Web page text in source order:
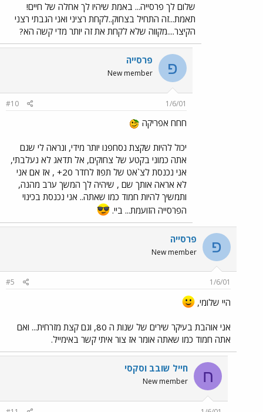
שלום לך פרסייה... באמת שיהיו לך אחלה של חיים!
תאמת...זה התחיל בצחוק..לקחת רציני ואני הגבתי רצני
הקיצר....מקווה שלא לקחת את זה יותר מדי קשה הא?
פ פרסייה
New member
1/6/01
#10
חחח אפריקה
יכול להיות שקצת נסחפנו יותר מידי, ונראה לי שגם
אתה כמוני בקטע של צחוקים, אל תדאג לא נעלבתי,
אני נכנסת לצ`אט של תפוז לחדר 20+ , אז אם אני
לא אראה אותך שם , שיהיה לך המשך ערב מהנה,
ותמשיך להיות חמוד כמו שאתה.. אני נכנסת בכינוי
הפרסייה הזועמת... ביי.
פ פרסייה
New member
1/6/01
#5
היי שלומי,
אני אוהבת בעיקר שירים של שנות ה 80, וגם קצת מזרחית... ואם
אתה חמוד כמו שאתה אומר אז צור איתי קשר באימייל.
ח חייל שובב וסקסי
New member